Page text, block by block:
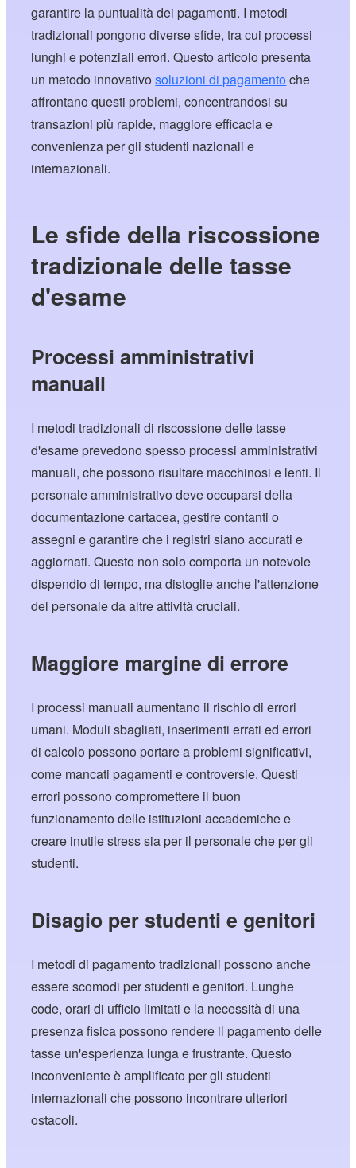
garantire la puntualità dei pagamenti. I metodi
tradizionali pongono diverse sfide, tra cui processi
lunghi e potenziali errori. Questo articolo presenta
un metodo innovativosoluzioni di pagamento che
affrontano questi problemi, concentrandosi su
transazioni più rapide, maggiore efficacia e
convenienza per gli studenti nazionali e
internazionali.
Le sfide della riscossione
tradizionale delle tasse
d'esame
Processi amministrativi
manuali
I metodi tradizionali di riscossione delle tasse
d'esame prevedono spesso processi amministrativi
manuali, che possono risultare macchinosi e lenti. Il
personale amministrativo deve occuparsi della
documentazione cartacea, gestire contanti o
assegni e garantire che i registri siano accurati e
aggiornati. Questo non solo comporta un notevole
dispendio di tempo, ma distoglie anche l'attenzione
del personale da altre attività cruciali.
Maggiore margine di errore
I processi manuali aumentano il rischio di errori
umani. Moduli sbagliati, inserimenti errati ed errori
di calcolo possono portare a problemi significativi,
come mancati pagamenti e controversie. Questi
errori possono compromettere il buon
funzionamento delle istituzioni accademiche e
creare inutile stress sia per il personale che per gli
studenti.
Disagio per studenti e genitori
I metodi di pagamento tradizionali possono anche
essere scomodi per studenti e genitori. Lunghe
code, orari di ufficio limitati e la necessità di una
presenza fisica possono rendere il pagamento delle
tasse un'esperienza lunga e frustrante. Questo
inconveniente è amplificato per gli studenti
internazionali che possono incontrare ulteriori
ostacoli.